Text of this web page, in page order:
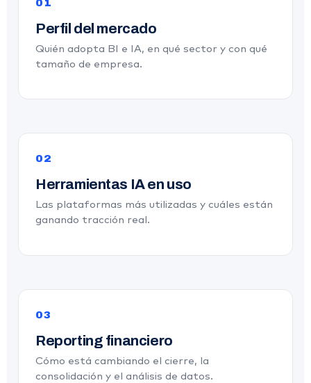
01
Perfil del mercado
Quién adopta BI e IA, en qué sector y con qué
tamaño de empresa.
02
Herramientas IA en uso
Las plataformas más utilizadas y cuáles están
ganando tracción real.
03
Reporting financiero
Cómo está cambiando el cierre, la
consolidación y el análisis de datos.